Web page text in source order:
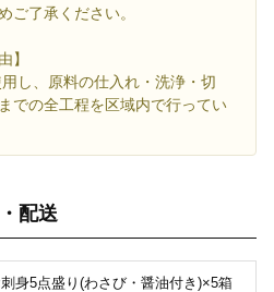
ご了承ください。
】
し、原料の仕入れ・洗浄・切
での全工程を区域内で行ってい
配送
刺身5点盛り(わさび・醤油付き)×5箱